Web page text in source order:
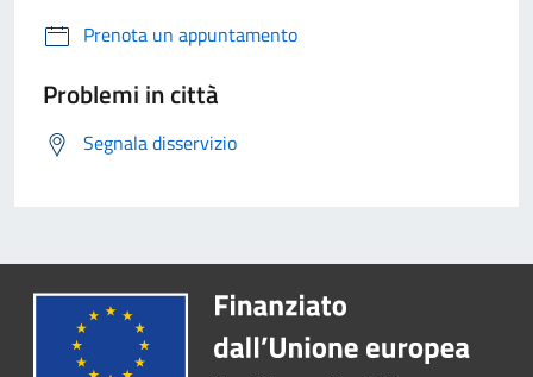
Prenota un appuntamento
Problemi in città
Segnala disservizio